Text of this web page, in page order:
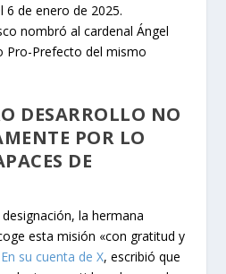
6 de enero de 2025.
nombró al cardenal Ángel
Pro-Prefecto del mismo
DESARROLLO NO
POR LO
DE
la hermana
esta misión «con gratitud y
En su cuenta de X, escribió que